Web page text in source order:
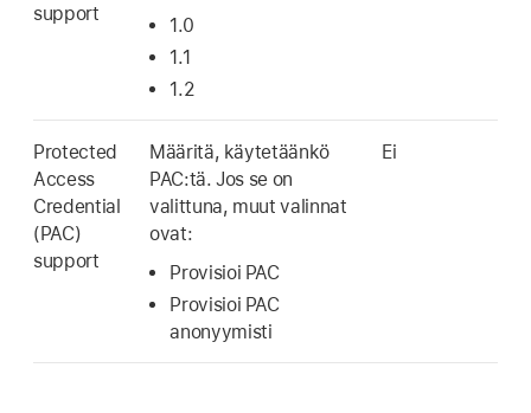
support
1.0
1.1
1.2
Protected
Access
Credential
(PAC)
support
Määritä, käytetäänkö
PAC:tä. Jos se on
valittuna, muut valinnat
ovat:
Provisioi PAC
Provisioi PAC
anonyymisti
Ei